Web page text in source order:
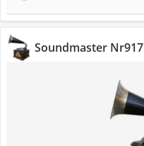
Soundmaster Nr917